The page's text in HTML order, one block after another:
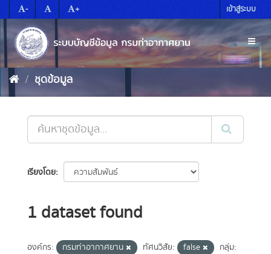
to
content
- + เข้าสู่ระบบ
ชุดข้อมูล
เรียงโดย
1 dataset found
องค์กร: กรมท่าอากาศยาน ทัศนวิสัย: false
กลุ่ม: